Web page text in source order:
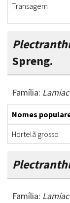
Transagem
Spreng.
Família:
Nomes
Hortelã grosso
Família: